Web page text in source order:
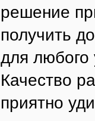
решение
получить
для любого
Качество
приятно